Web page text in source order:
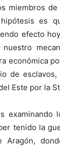
miembros de
hipótesis es
efecto
económica
de
Este por la
examinando
tenido la